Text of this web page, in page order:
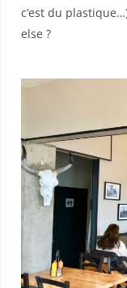
c’est du
else ?